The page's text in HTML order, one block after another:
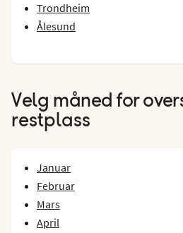
Trondheim
Ålesund
Velg måned for
restplass
Januar
Februar
Mars
April